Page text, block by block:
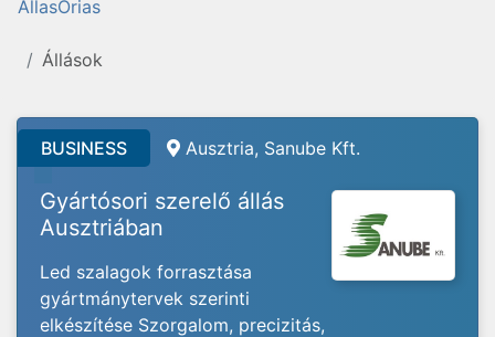
AllasOrias
Állások
BUSINESS Ausztria, Sanube Kft.
Gyártósori szerelő állás
Ausztriában
Led szalagok forrasztása
gyártmánytervek szerinti
elkészítése Szorgalom, precizitás,